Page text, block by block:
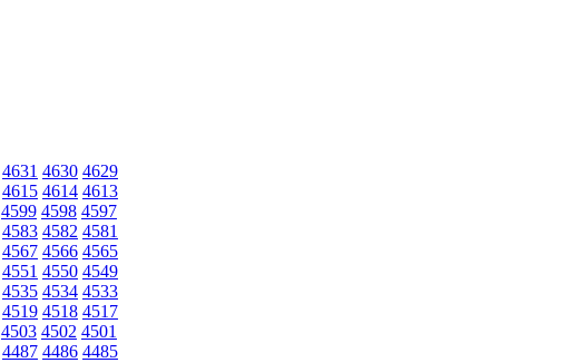
4631 4630 4629
4615 4614 4613
4599 4598 4597
4583 4582 4581
4567 4566 4565
4551 4550 4549
4535 4534 4533
4519 4518 4517
4503 4502 4501
4487 4486 4485